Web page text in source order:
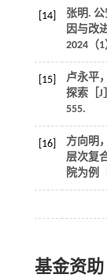
[14]
张明.
因与改
2024（1
[15]
卢永平
探索［J
555.
[16] 方向明
层次复
院为例
基金资助